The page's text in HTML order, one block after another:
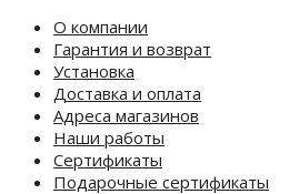
О компании
Гарантия и возврат
Установка
Доставка и оплата
Адреса магазинов
Наши работы
Сертификаты
Подарочные сертификаты